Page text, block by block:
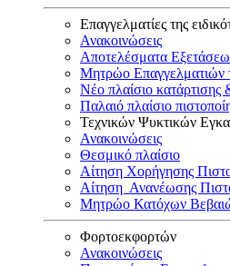
Επαγγελματίες της
Ανακοινώσεις
Αποτελέσματα
Μητρώο Επαγγελματιών
Νέο πλαίσιο κατάρτισης
Παλαιό πλαίσιο
Τεχνικών Ψυκτικών
Ανακοινώσεις
Θεσμικό πλαίσιο
Αίτηση Χορήγησης
Αίτηση Ανανέωσης
Μητρώο Κατόχων
Φορτοεκφορτών
Ανακοινώσεις